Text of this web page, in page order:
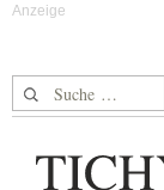
Suche nach: